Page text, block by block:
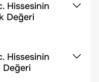
Hissesinin
Değeri
Hissesinin
Değeri